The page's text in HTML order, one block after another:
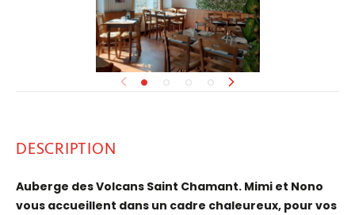
DESCRIPTION
Auberge des Volcans Saint Chamant. Mimi et Nono
vous accueillent dans un cadre chaleureux, pour vos